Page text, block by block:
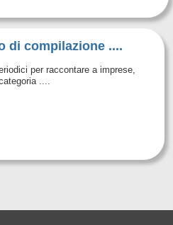
di compilazione ....
per raccontare a imprese,
....